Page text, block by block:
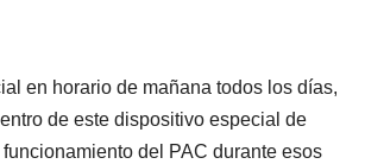
en horario de mañana todos los días,
de este dispositivo especial de
del PAC durante esos